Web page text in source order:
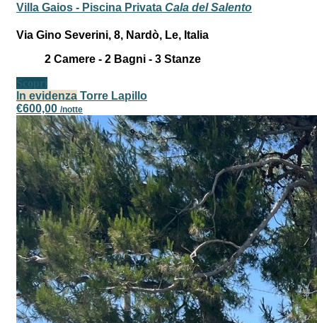
Villa Gaios - Piscina Privata Cala del Salento
Via Gino Severini, 8, Nardò, Le, Italia
2 Camere - 2 Bagni - 3 Stanze
In evidenza Torre Lapillo
€600,00 /notte